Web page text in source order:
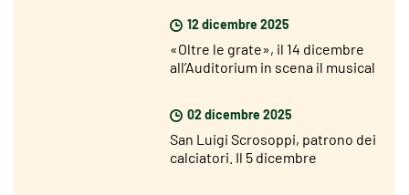
12 dicembre 2025
«Oltre le grate», il 14 dicembre
all’Auditorium in scena il musical
02 dicembre 2025
San Luigi Scrosoppi, patrono dei
calciatori. Il 5 dicembre